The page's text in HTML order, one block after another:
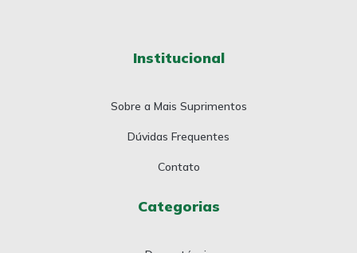
Institucional
Sobre a Mais Suprimentos
Dúvidas Frequentes
Contato
Categorias